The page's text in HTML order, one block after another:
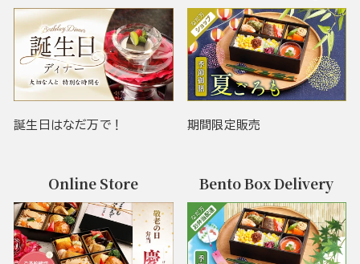
誕生日はなだ万で！ 期間限定販売
Online Store Bento Box Delivery